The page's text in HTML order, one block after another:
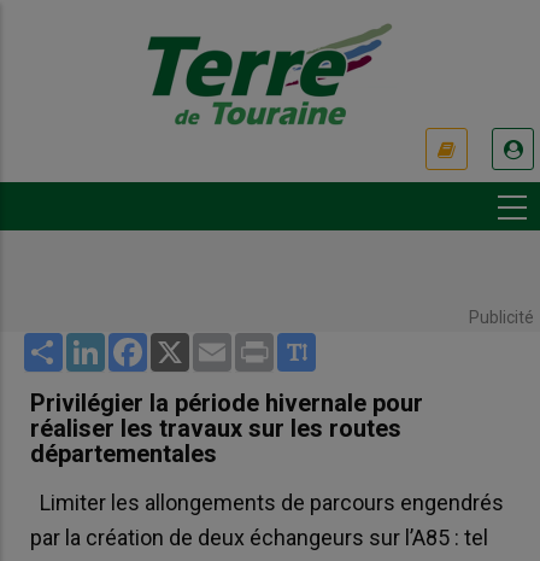
Publicité
Share LinkedInFacebook
X Email Print
Privilégier la période hivernale pour
réaliser les travaux sur les routes
départementales
Limiter les allongements de parcours engendrés
par la création de deux échangeurs sur l’A85 : tel